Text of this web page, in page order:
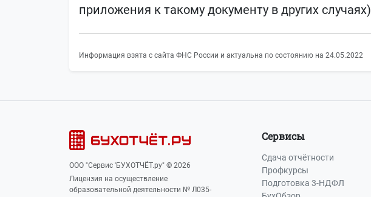
приложения к такому документу в других случаях)
Информация взята с сайта ФНС России и актуальна по состоянию на 24.05.2022
ООО "Сервис 'БУХОТЧЁТ.ру" © 2026
Лицензия на осуществление
образовательной деятельности № Л035-
Сервисы
Сдача отчётности
Профкурсы
Подготовка 3-НДФЛ